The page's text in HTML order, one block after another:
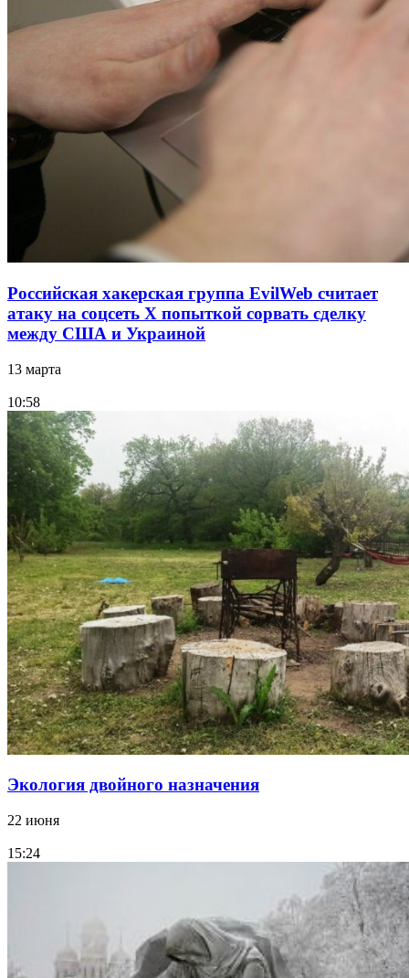
Российская хакерская группа EvilWeb считает
атаку на соцсеть Х попыткой сорвать сделку
между США и Украиной
13 марта
10:58
Экология двойного назначения
22 июня
15:24